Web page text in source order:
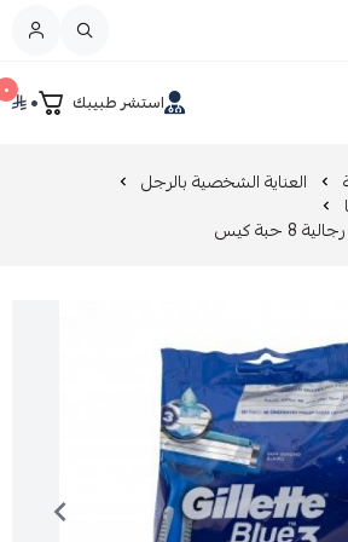
استشر طبيبك ٠ ٠
العناية الشخصية بالرجل